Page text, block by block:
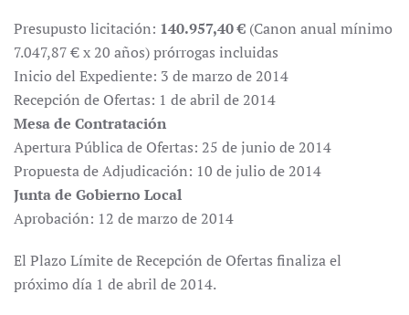
Presupusto licitación: 140.957,40 € (Canon anual mínimo
7.047,87 € x 20 años) prórrogas incluidas
Inicio del Expediente: 3 de marzo de 2014
Recepción de Ofertas: 1 de abril de 2014
Mesa de Contratación
Apertura Pública de Ofertas: 25 de junio de 2014
Propuesta de Adjudicación: 10 de julio de 2014
Junta de Gobierno Local
Aprobación: 12 de marzo de 2014
El Plazo Límite de Recepción de Ofertas finaliza el
próximo día 1 de abril de 2014.